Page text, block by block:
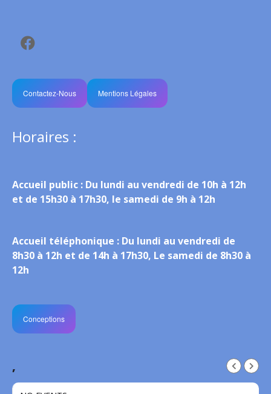
Contactez-Nous Mentions Légales
Horaires :
Accueil public : Du lundi au vendredi de 10h à 12h
et de 15h30 à 17h30, le samedi de 9h à 12h
Accueil téléphonique : Du lundi au vendredi de
8h30 à 12h et de 14h à 17h30, Le samedi de 8h30 à
12h
Conceptions
,